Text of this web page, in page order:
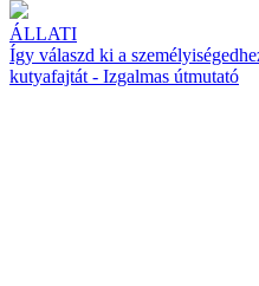
ÁLLATI
Így válaszd ki a
kutyafajtát - Izgalmas útmutató